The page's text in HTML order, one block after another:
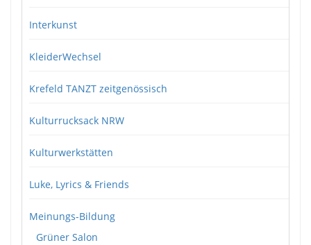
Interkunst
KleiderWechsel
Krefeld TANZT zeitgenössisch
Kulturrucksack NRW
Kulturwerkstätten
Luke, Lyrics & Friends
Meinungs-Bildung
Grüner Salon